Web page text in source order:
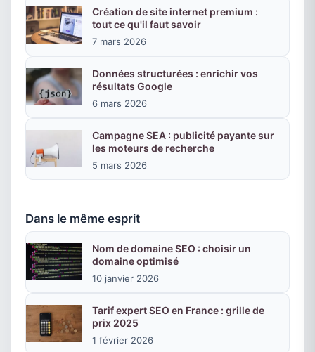
Création de site internet premium :
tout ce qu'il faut savoir
7 mars 2026
Données structurées : enrichir vos
résultats Google
6 mars 2026
Campagne SEA : publicité payante sur
les moteurs de recherche
5 mars 2026
Dans le même esprit
Nom de domaine SEO : choisir un
domaine optimisé
10 janvier 2026
Tarif expert SEO en France : grille de
prix 2025
1 février 2026